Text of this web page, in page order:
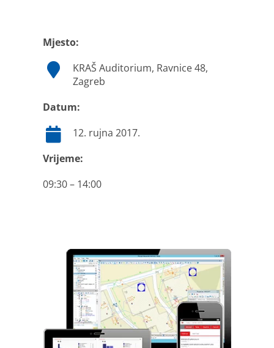
Mjesto:
KRAŠ Auditorium, Ravnice 48,
Zagreb
Datum:
12. rujna 2017.
Vrijeme:
09:30 – 14:00